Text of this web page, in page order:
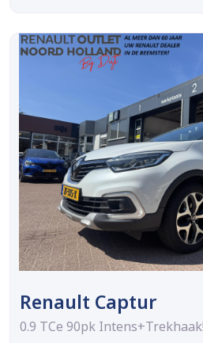
Renault Captur
0.9 TCe 90pk Intens+Trekhaak!